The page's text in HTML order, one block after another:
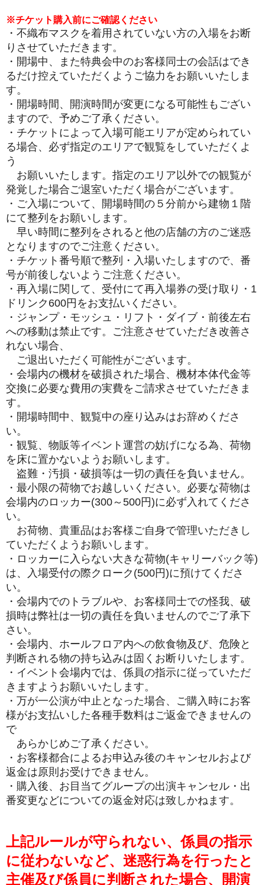
※チケット購入前にご確認ください
・不織布マスクを着用されていない方の入場をお断
りさせていただきます。
・開場中、また特典会中のお客様同士の会話はでき
るだけ控えていただくようご協力をお願いいたしま
す。
・開場時間、開演時間が変更になる可能性もござい
ますので、予めご了承ください。
・チケットによって入場可能エリアが定められてい
る場合、必ず指定のエリアで観覧をしていただくよ
う
お願いいたします。指定のエリア以外での観覧が
発覚した場合ご退室いただく場合がございます。
・ご入場について、開場時間の５分前から建物１階
にて整列をお願いします。
早い時間に整列をされると他の店舗の方のご迷惑
となりますのでご注意ください。
・チケット番号順で整列・入場いたしますので、番
号が前後しないようご注意ください。
・再入場に関して、受付にて再入場券の受け取り・1
ドリンク600円をお支払いください。
・ジャンプ・モッシュ・リフト・ダイブ・前後左右
への移動は禁止です。ご注意させていただき改善さ
れない場合、
ご退出いただく可能性がございます。
・会場内の機材を破損された場合、機材本体代金等
交換に必要な費用の実費をご請求させていただきま
す。
・開場時間中、観覧中の座り込みはお辞めくださ
い。
・観覧、物販等イベント運営の妨げになる為、荷物
を床に置かないようお願いします。
盗難・汚損・破損等は一切の責任を負いません。
・最小限の荷物でお越しいください。必要な荷物は
会場内のロッカー(300～500円)に必ず入れてくださ
い。
お荷物、貴重品はお客様ご自身で管理いただきし
ていただくようお願いします。
・ロッカーに入らない大きな荷物(キャリーバック等)
は、入場受付の際クローク(500円)に預けてくださ
い。
・会場内でのトラブルや、お客様同士での怪我、破
損時は弊社は一切の責任を負いませんのでご了承下
さい。
・会場内、ホールフロア内への飲食物及び、危険と
判断される物の持ち込みは固くお断りいたします。
・イベント会場内では、係員の指示に従っていただ
きますようお願いいたします。
・万が一公演が中止となった場合、ご購入時にお客
様がお支払いした各種手数料はご返金できませんの
で
あらかじめご了承ください。
・お客様都合によるお申込み後のキャンセルおよび
返金は原則お受けできません。
・購入後、お目当てグループの出演キャンセル・出
番変更などについての返金対応は致しかねます。
上記ルールが守られない、係員の指示
に従わないなど、迷惑行為を行ったと
主催及び係員に判断された場合、開演